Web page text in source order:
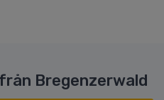
Bregenzerwald